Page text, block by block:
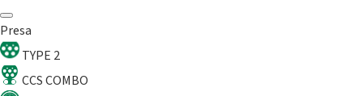
Presa
TYPE 2
CCS COMBO